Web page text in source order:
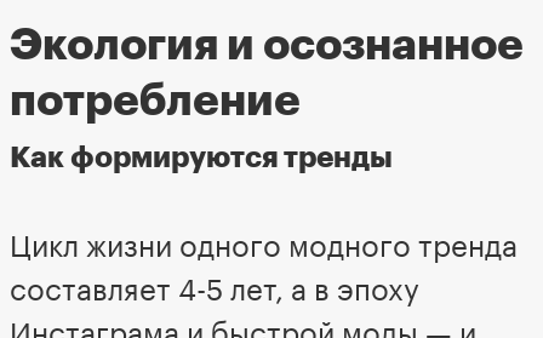
Экология и осознанное
потребление
Как формируются тренды
Цикл жизни одного модного тренда
составляет 4-5 лет, а в эпоху